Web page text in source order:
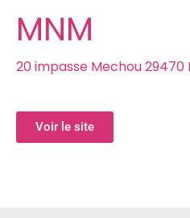
MNM
20 impasse Mechou 29470
Voir le site